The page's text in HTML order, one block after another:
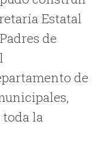
Estatal
de
de
toda la